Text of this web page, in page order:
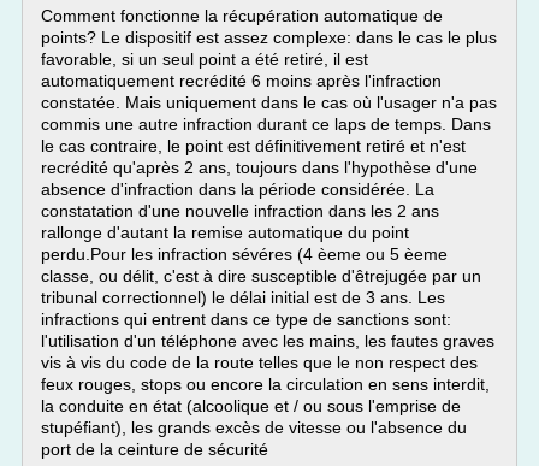
Comment fonctionne la récupération automatique de
points? Le dispositif est assez complexe: dans le cas le plus
favorable, si un seul point a été retiré, il est
automatiquement recrédité 6 moins après l'infraction
constatée. Mais uniquement dans le cas où l'usager n'a pas
commis une autre infraction durant ce laps de temps. Dans
le cas contraire, le point est définitivement retiré et n'est
recrédité qu'après 2 ans, toujours dans l'hypothèse d'une
absence d'infraction dans la période considérée. La
constatation d'une nouvelle infraction dans les 2 ans
rallonge d'autant la remise automatique du point
perdu.Pour les infraction sévéres (4 èeme ou 5 èeme
classe, ou délit, c'est à dire susceptible d'êtrejugée par un
tribunal correctionnel) le délai initial est de 3 ans. Les
infractions qui entrent dans ce type de sanctions sont:
l'utilisation d'un téléphone avec les mains, les fautes graves
vis à vis du code de la route telles que le non respect des
feux rouges, stops ou encore la circulation en sens interdit,
la conduite en état (alcoolique et / ou sous l'emprise de
stupéfiant), les grands excès de vitesse ou l'absence du
port de la ceinture de sécurité